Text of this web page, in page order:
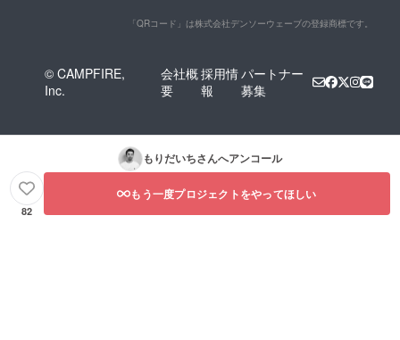
「QRコード」は株式会社デンソーウェーブの登録商標です。
© CAMPFIRE,
Inc.
会社概
要
採用情
報
パートナー
募集
もりだいちさんへアンコール
82
もう一度プロジェクトをやってほしい